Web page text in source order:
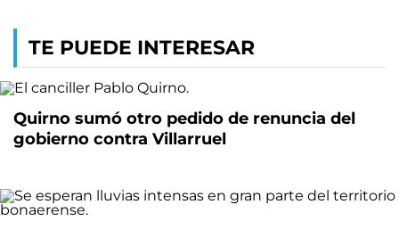
TE PUEDE INTERESAR
Quirno sumó otro pedido de renuncia del
gobierno contra Villarruel